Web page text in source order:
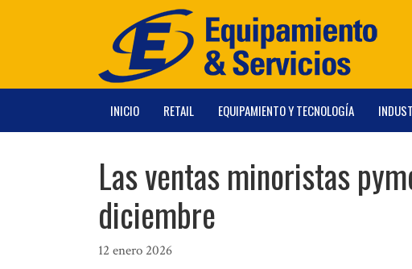
INICIO RETAIL EQUIPAMIENTO Y TECNOLOGÍA
Las ventas minoristas
diciembre
12 enero 2026